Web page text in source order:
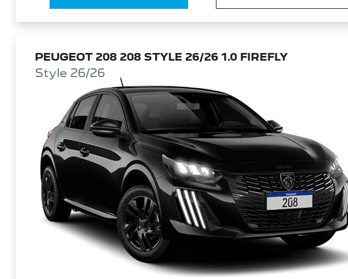
PEUGEOT 208 208 STYLE 26/26 1.0 FIREFLY
Style 26/26